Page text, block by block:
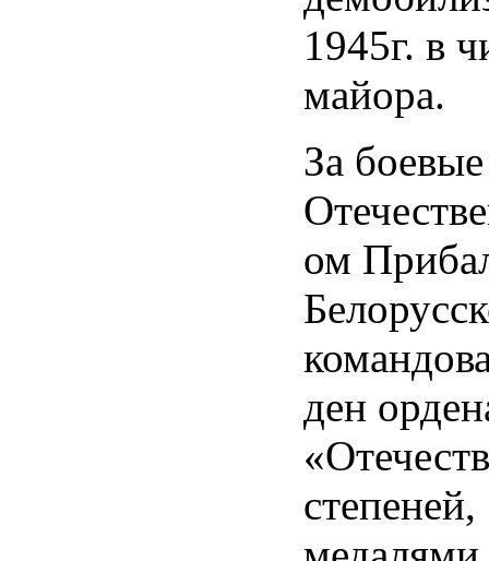
1945г. в
майора.
За
ом
ден